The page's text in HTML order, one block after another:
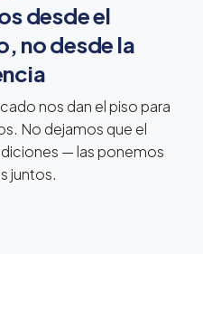
desde el
no desde la
nos dan el piso para
No dejamos que el
— las ponemos
juntos.